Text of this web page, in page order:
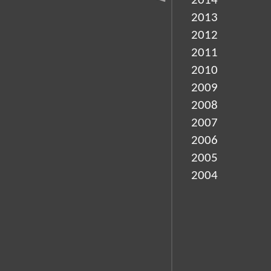
2013
2012
2011
2010
2009
2008
2007
2006
2005
2004